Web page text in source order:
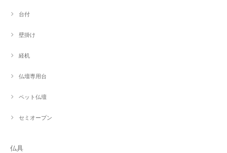
台付
壁掛け
経机
仏壇専用台
ペット仏壇
セミオープン
仏具